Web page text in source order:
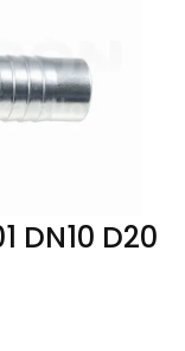
DN10 D20